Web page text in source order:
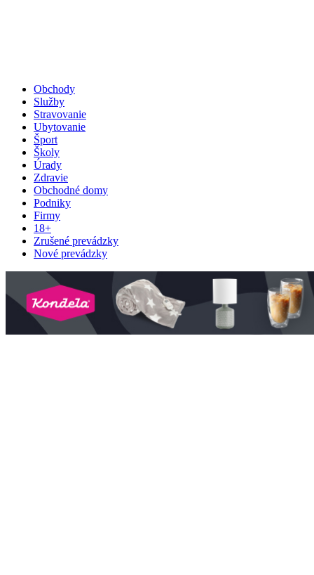
Obchody
Služby
Stravovanie
Ubytovanie
Šport
Školy
Úrady
Zdravie
Obchodné domy
Podniky
Firmy
18+
Zrušené prevádzky
Nové prevádzky